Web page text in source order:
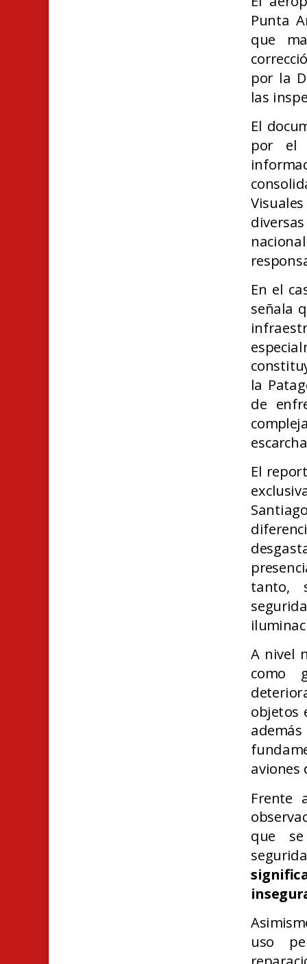
Punta
que
por la
las
El
por el
En el
señala
la
de
El
tanto,
A nivel
como
objetos
aviones
Frente
que
uso